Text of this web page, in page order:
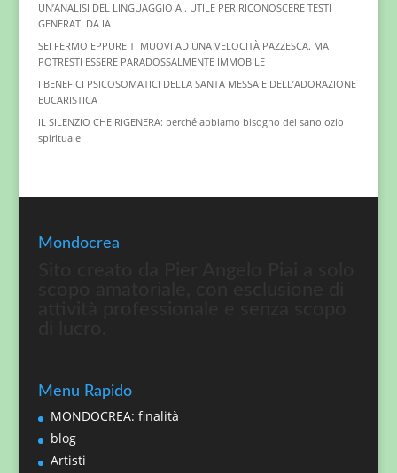
UN’ANALISI DEL LINGUAGGIO AI. UTILE PER RICONOSCERE TESTI
GENERATI DA IA
SEI FERMO EPPURE TI MUOVI AD UNA VELOCITÀ PAZZESCA. MA
POTRESTI ESSERE PARADOSSALMENTE IMMOBILE
I BENEFICI PSICOSOMATICI DELLA SANTA MESSA E DELL’ADORAZIONE
EUCARISTICA
IL SILENZIO CHE RIGENERA: perché abbiamo bisogno del sano ozio
spirituale
Mondocrea
Menu Rapido
MONDOCREA: finalità
blog
Artisti